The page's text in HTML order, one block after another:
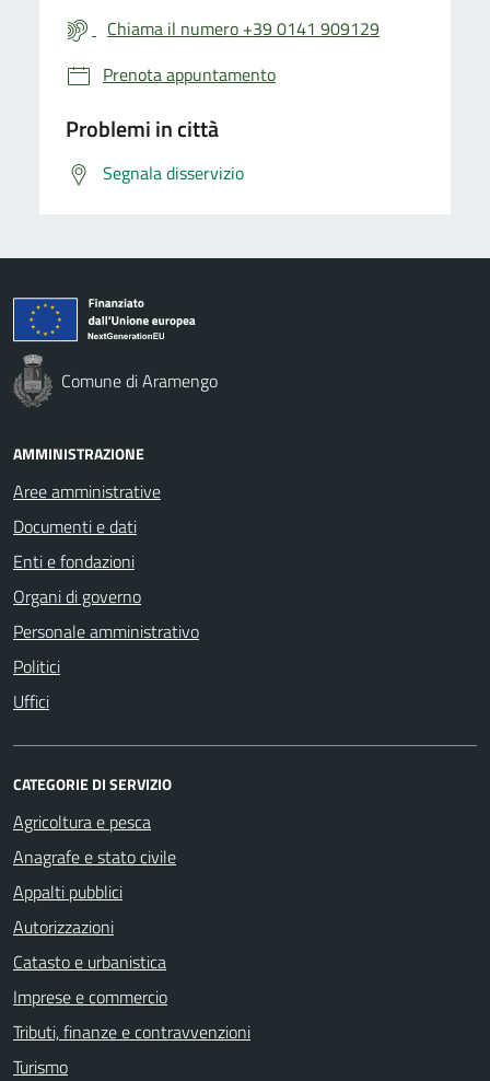
Chiama il numero +39 0141 909129
Prenota appuntamento
Problemi in città
Segnala disservizio
Comune di Aramengo
AMMINISTRAZIONE
Aree amministrative
Documenti e dati
Enti e fondazioni
Organi di governo
Personale amministrativo
Politici
Uffici
CATEGORIE DI SERVIZIO
Agricoltura e pesca
Anagrafe e stato civile
Appalti pubblici
Autorizzazioni
Catasto e urbanistica
Imprese e commercio
Tributi, finanze e contravvenzioni
Turismo